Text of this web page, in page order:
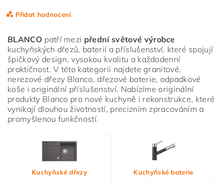
Přidat hodnocení
Vložením hodnocení souhlasíte s
podmínkami ochrany
osobních údajů
BLANCO patří mezi přední světové výrobce
kuchyňských dřezů, baterií a příslušenství, které spojují
špičkový design, vysokou kvalitu a každodenní
praktičnost. V této kategorii najdete granitové,
nerezové dřezy Blanco, dřezové baterie, odpadkové
koše i originální příslušenství. Nabízíme originální
produkty Blanco pro nové kuchyně i rekonstrukce, které
vynikají dlouhou životností, precizním zpracováním a
promyšlenou funkčností.
Kuchyňské dřezy Kuchyňské baterie